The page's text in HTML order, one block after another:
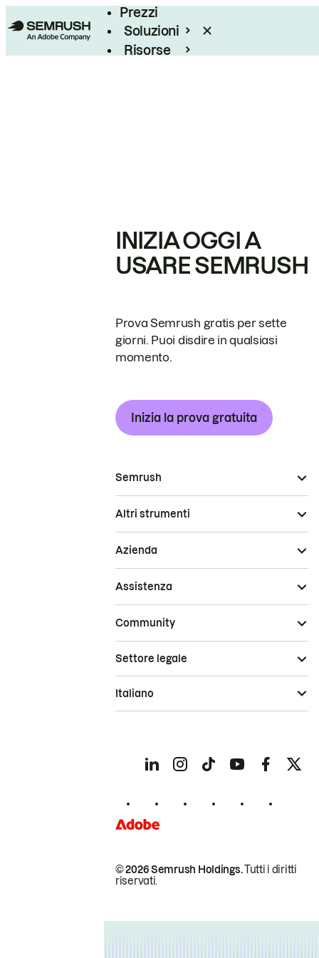
Prezzi
Soluzioni
Risorse
INIZIA OGGI A
USARE SEMRUSH
Prova Semrush gratis per sette
giorni. Puoi disdire in qualsiasi
momento.
Inizia la prova gratuita
Semrush
Altri strumenti
Azienda
Assistenza
Community
© 2026 Semrush Holdings.Tutti i diritti
riservati.
Settore legale
Italiano